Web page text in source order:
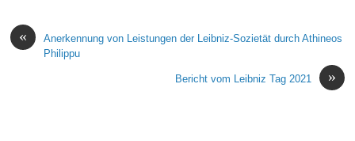
«
Anerkennung von Leistungen der Leibniz-Sozietät durch Athineos
Philippu
»
Bericht vom Leibniz Tag 2021